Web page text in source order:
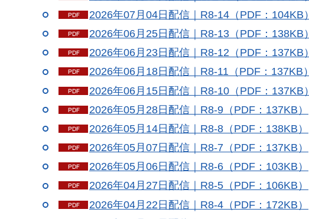
2026年07月04日配信｜R8-14（PDF：104KB）
2026年06月25日配信｜R8-13（PDF：138KB）
2026年06月23日配信｜R8-12（PDF：137KB）
2026年06月18日配信｜R8-11（PDF：137KB）
2026年06月15日配信｜R8-10（PDF：137KB）
2026年05月28日配信｜R8-9（PDF：137KB）
2026年05月14日配信｜R8-8（PDF：138KB）
2026年05月07日配信｜R8-7（PDF：137KB）
2026年05月06日配信｜R8-6（PDF：103KB）
2026年04月27日配信｜R8-5（PDF：106KB）
2026年04月22日配信｜R8-4（PDF：172KB）